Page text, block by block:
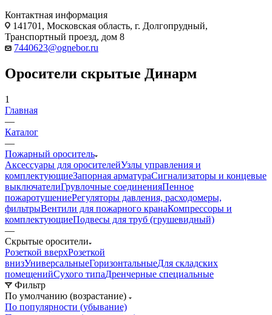
Контактная информация
141701, Московская область, г. Долгопрудный,
Транспортный проезд, дом 8
7440623@ognebor.ru
Оросители скрытые Динарм
1
Главная
—
Каталог
—
Пожарный ороситель
Аксессуары для оросителейУзлы управления и
комплектующиеЗапорная арматураСигнализаторы и концевые
выключателиГрувлочные соединенияПенное
пожаротушениеРегуляторы давления, расходомеры,
фильтрыВентили для пожарного кранаКомпрессоры и
комплектующиеПодвесы для труб (грушевидный)
—
Скрытые оросители
Розеткой вверхРозеткой
внизУниверсальныеГоризонтальныеДля складских
помещенийСухого типаДренчерные специальные
Фильтр
По умолчанию (возрастание)
По популярности (убывание)